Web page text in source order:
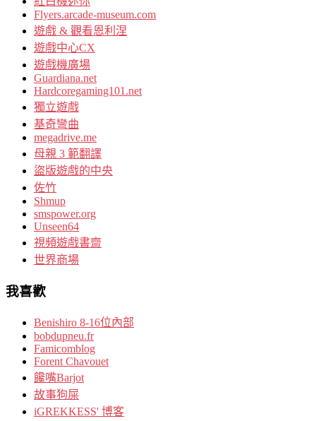
Flyers.arcade-museum.com
遊戲 & 觀看恩利涅
遊戲中心CX
遊戲機廣場
Guardiana.net
Hardcoregaming101.net
獨立遊戲
基奇彎曲
megadrive.me
母親 3 範翻譯
盜版遊戲的中央
佐竹
Shmup
smspower.org
Unseen64
視頻遊戲書齋
世界商場
我喜歡
Benishiro 8-16位內部
bobdupneu.fr
Famicomblog
Forent Chavouet
饞嘴Barjot
故事狗屎
iGREKKESS' 博客